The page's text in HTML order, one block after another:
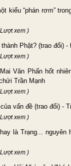
kiểu “phán rơm”
xem )
Phật? (trao đổi) -
xem )
Văn Phấn hốt
Trần Mạnh
xem )
vấn đề (trao đổi) -
xem )
là Trạng... nguyên
xem )